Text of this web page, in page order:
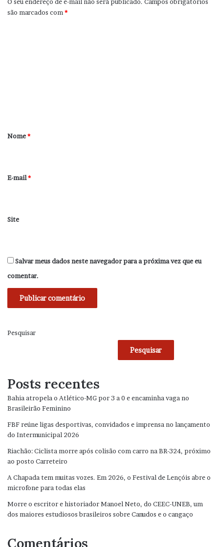
O seu endereço de e-mail não será publicado. Campos obrigatórios
são marcados com*
r
*
Nome*
E-mail*
Site
Salvar meus dados neste navegador para a próxima vez que eu
comentar.
Pesquisar
Pesquisar
Posts recentes
Bahia atropela o Atlético-MG por 3 a 0 e encaminha vaga no
Brasileirão Feminino
FBF reúne ligas desportivas, convidados e imprensa no lançamento
do Intermunicipal 2026
Riachão: Ciclista morre após colisão com carro na BR-324, próximo
ao posto Carreteiro
A Chapada tem muitas vozes. Em 2026, o Festival de Lençóis abre o
microfone para todas elas
Morre o escritor e historiador Manoel Neto, do CEEC-UNEB, um
dos maiores estudiosos brasileiros sobre Canudos e o cangaço
Comentários